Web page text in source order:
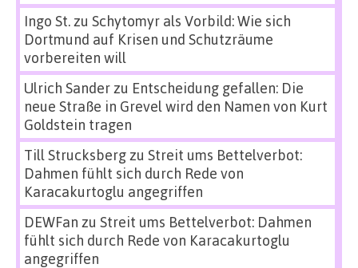
Ingo St.zu Schytomyr als Vorbild: Wie sich
Dortmund auf Krisen und Schutzräume
vorbereiten will
Ulrich Sanderzu Entscheidung gefallen: Die
neue Straße in Grevel wird den Namen von Kurt
Goldstein tragen
Till Strucksbergzu Streit ums Bettelverbot:
Dahmen fühlt sich durch Rede von
Karacakurtoglu angegriffen
DEWFan zu Streit ums Bettelverbot: Dahmen
fühlt sich durch Rede von Karacakurtoglu
angegriffen